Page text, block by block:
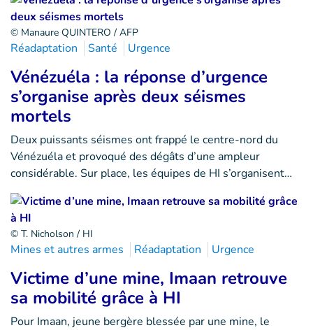
© Manaure QUINTERO / AFP
Réadaptation Santé Urgence
Vénézuéla : la réponse d’urgence
s’organise après deux séismes
mortels
Deux puissants séismes ont frappé le centre-nord du
Vénézuéla et provoqué des dégâts d’une ampleur
considérable. Sur place, les équipes de HI s’organisent…
© T. Nicholson / HI
Mines et autres armes Réadaptation Urgence
Victime d’une mine, Imaan retrouve
sa mobilité grâce à HI
Pour Imaan, jeune bergère blessée par une mine, le